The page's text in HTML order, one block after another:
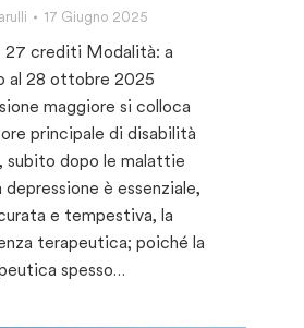
17 Giugno 2025
crediti Modalità: a
al 28 ottobre 2025
maggiore si colloca
principale di disabilità
subito dopo le malattie
è essenziale,
e tempestiva, la
terapeutica; poiché la
spesso…